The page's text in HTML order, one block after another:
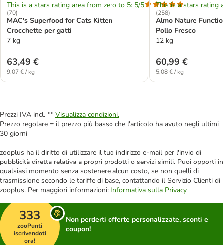
This is a stars rating area from zero to 5: 5/5
(70)
MAC's Superfood for Cats Kitten
Crocchette per gatti
7 kg
63,49 €
9,07 € / kg
This is a stars rating
(258)
Almo Nature
Pollo Fresco
12 kg
60,99 €
5,08 € / kg
Prezzi IVA incl. ** Visualizza condizioni.
Prezzo regolare = il prezzo più basso che l'articolo ha avuto negli ultimi
30 giorni
zooplus ha il diritto di utilizzare il tuo indirizzo e-mail per l'invio di
pubblicità diretta relativa a propri prodotti o servizi simili. Puoi opporti in
qualsiasi momento senza sostenere alcun costo, se non quelli di
trasmissione secondo le tariffe di base, contattando il Servizio Clienti di
zooplus. Per maggiori informazioni: Informativa sulla Privacy
333
zooPunti
iscrivendoti
ora!
Non perderti offerte personalizzate, sconti e
coupon!